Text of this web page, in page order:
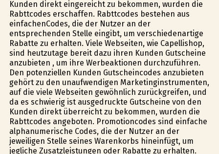
Kunden direkt eingereicht zu bekommen, wurden die
Rabttcodes erschaffen. Rabttcodes bestehen aus
einfachenCodes, die der Nutzer an der
entsprechenden Stelle eingibt, um verschiedenartige
Rabatte zu erhalten. Viele Webseiten, wie Capellishop,
sind heutzutage bereit dazu ihren Kunden Gutscheine
anzubieten , um ihre Werbeaktionen durchzuführen.
Den potenziellen Kunden Gutscheincodes anzubieten
gehört zu den unaufwendigen Marketinginstrumenten,
auf die viele Webseiten gewöhnlich zurückgreifen, und
da es schwierig ist ausgedruckte Gutscheine von den
Kunden direkt überreicht zu bekommen, wurden die
Rabttcodes angeboten. Promotioncodes sind einfache
alphanumerische Codes, die der Nutzer an der
jeweiligen Stelle seines Warenkorbs hineinfügt, um
jegliche Zusatzleistungen oder Rabatte zu erhalten.